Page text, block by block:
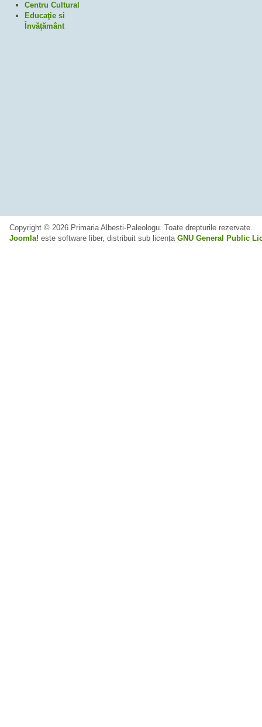
Centru Cultural
Educaţie si
Învăţământ
Copyright © 2026 Primaria Albesti-Paleologu. Toate drepturile rezervate.
Joomla! este software liber, distribuit sub licența GNU General Public